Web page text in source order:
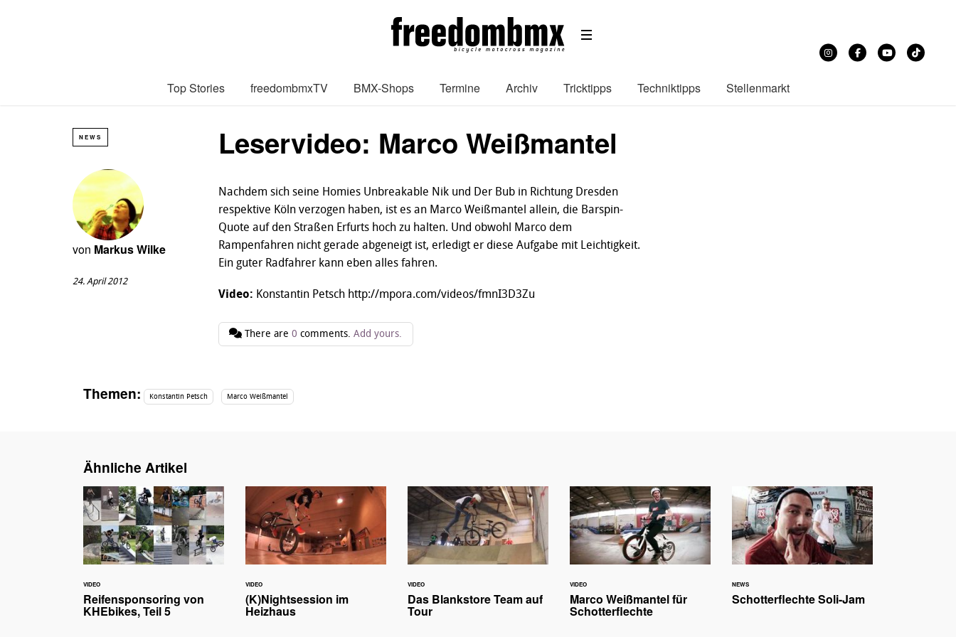
Top Stories freedombmxTV BMX-Shops Termine Archiv Tricktipps Techniktipps Stellenmarkt
NEWS Leservideo: Marco Weißmantel
von Markus Wilke
24. April 2012
Nachdem sich seine Homies Unbreakable Nik und Der Bub in Richtung Dresden
respektive Köln verzogen haben, ist es an Marco Weißmantel allein, die Barspin-
Quote auf den Straßen Erfurts hoch zu halten. Und obwohl Marco dem
Rampenfahren nicht gerade abgeneigt ist, erledigt er diese Aufgabe mit Leichtigkeit.
Ein guter Radfahrer kann eben alles fahren.
Video: Konstantin Petsch http://mpora.com/videos/fmnI3D3Zu
There are0 comments.Add yours.
Themen: Konstantin Petsch Marco Weißmantel
Ähnliche Artikel
VIDEO
Reifensponsoring von
KHEbikes, Teil 5
VIDEO
(K)Nightsession im
Heizhaus
VIDEO
Das Blankstore Team auf
Tour
VIDEO
Marco Weißmantel für
Schotterflechte
NEWS
Schotterflechte Soli-Jam